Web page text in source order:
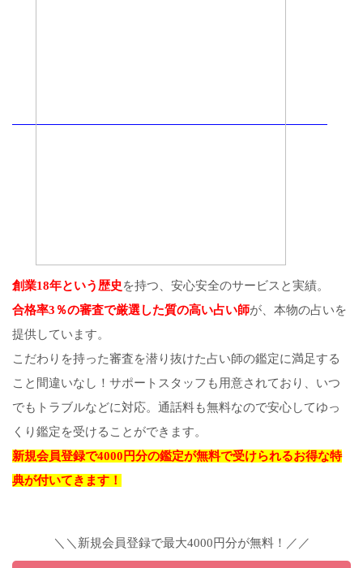
創業18年という歴史を持つ、安心安全のサービスと実績。
合格率3％の審査で厳選した質の高い占い師が、本物の占いを
提供しています。
こだわりを持った審査を潜り抜けた占い師の鑑定に満足する
こと間違いなし！サポートスタッフも用意されており、いつ
でもトラブルなどに対応。通話料も無料なので安心してゆっ
くり鑑定を受けることができます。
新規会員登録で4000円分の鑑定が無料で受けられるお得な特
典が付いてきます！
＼＼新規会員登録で最大4000円分が無料！／／